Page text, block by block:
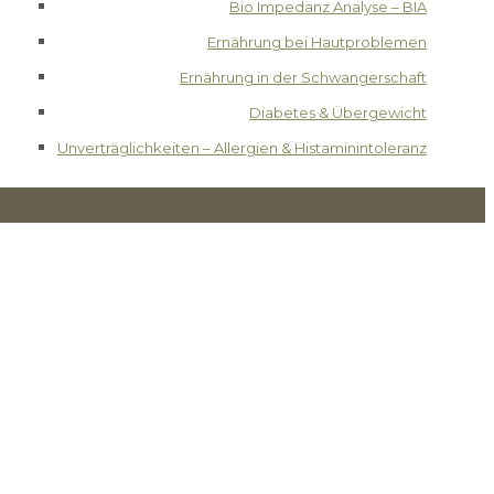
Bio Impedanz Analyse – BIA
Ernährung bei Hautproblemen
Ernährung in der Schwangerschaft
Diabetes & Übergewicht
Unverträglichkeiten – Allergien & Histaminintoleranz